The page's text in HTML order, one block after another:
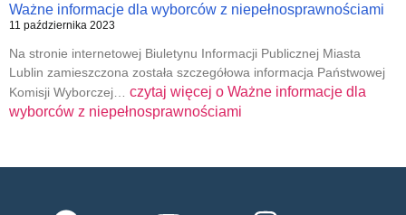
Ważne informacje dla wyborców z niepełnosprawnościami
11 października 2023
Na stronie internetowej Biuletynu Informacji Publicznej Miasta
Lublin zamieszczona została szczegółowa informacja Państwowej
Komisji Wyborczej… czytaj więcej o Ważne informacje dla
wyborców z niepełnosprawnościami